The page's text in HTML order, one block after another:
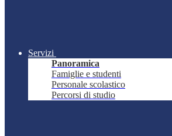
Servizi
Panoramica
Famiglie e studenti
Personale scolastico
Percorsi di studio